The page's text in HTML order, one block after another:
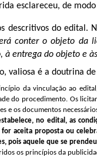
esclareceu, de
descritivos do edital.
conter o objeto da
entrega do objeto e
valiosa é a doutrina
da vinculação ao
do procedimento. Os
e os documentos
no edital, as
aceita proposta ou
pois aquele que se
os princípios da